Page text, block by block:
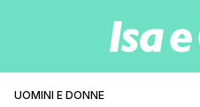
UOMINI E DONNE